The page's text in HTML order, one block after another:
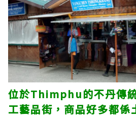
位於Thimphu的不丹傳
工藝品街，商品好多都係